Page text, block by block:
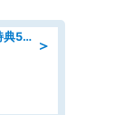
＞
2026年転職応援キャンペーン!入社特典58万円/デンソーで働こう!自動車工場で小型部品の検査業務 denso aichi